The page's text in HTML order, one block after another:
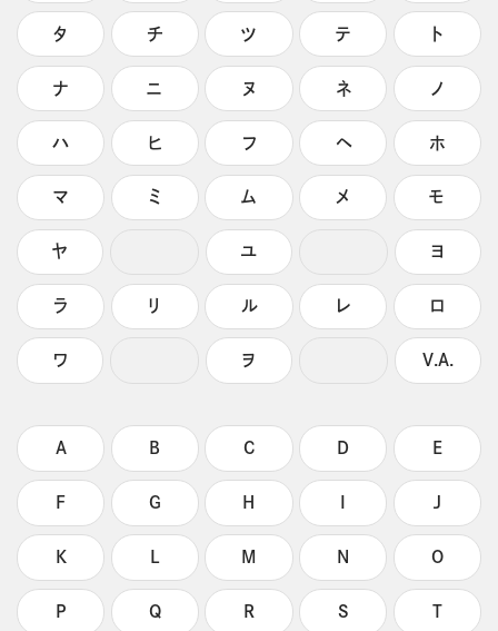
タ チ ツ テ ト
ナ ニ ヌ ネ ノ
ハ ヒ フ ヘ ホ
マ ミ ム メ モ
ヤ ユ ヨ
ラ リ ル レ ロ
ワ ヲ V.A.
A B C D E
F G H J
K L M N O
P Q R S T